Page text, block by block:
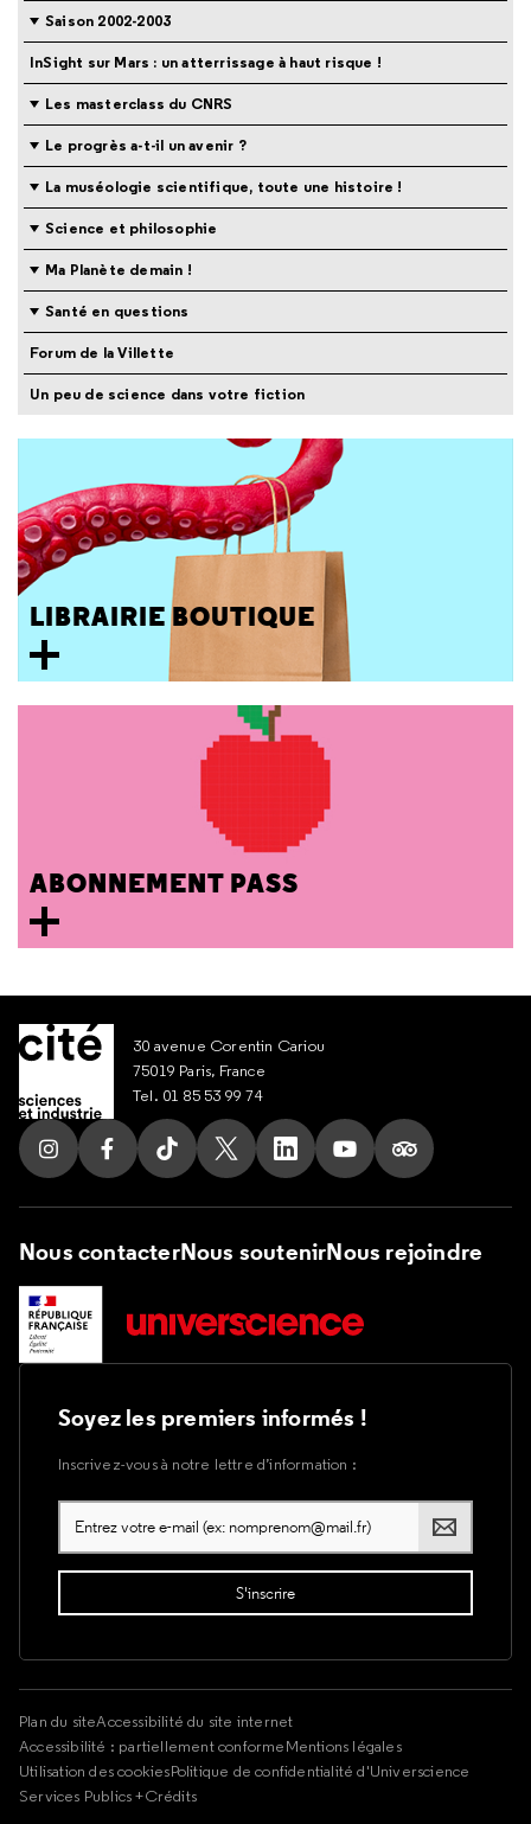
Saison 2002-2003
InSight sur Mars : un atterrissage à haut risque !
Les masterclass du CNRS
Le progrès a-t-il un avenir ?
La muséologie scientifique, toute une histoire !
Science et philosophie
Ma Planète demain !
Santé en questions
Forum de la Villette
Un peu de science dans votre fiction
LIBRAIRIE BOUTIQUE
ABONNEMENT PASS
30 avenue Corentin Cariou
75019 Paris, France
Tel. 01 85 53 99 74
Suivez nous sur Instagram
Suivez nous sur Facebook
Suivez nous sur Tik Tok
Suivez nous sur X
Suivez nous sur LinkedIn
Suivez nous sur
Suivez nous
Nous contacterNous soutenirNous rejoindre
Soyez les premiers informés !
Inscrivez-vous à notre lettre d’information :
Plan du siteAccessibilité du site internet
Accessibilité : partiellement conformeMentions légales
Utilisation des cookiesPolitique de confidentialité d'Universcience
Services Publics +Crédits